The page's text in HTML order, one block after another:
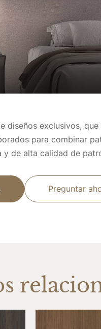
exclusivos,
para combinar
de alta calidad de
Preguntar